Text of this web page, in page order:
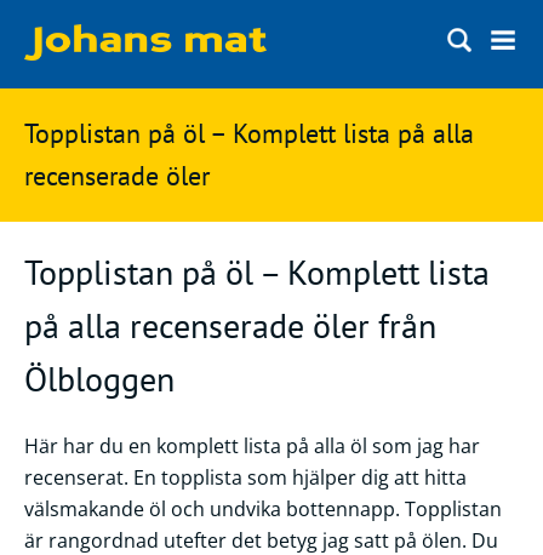
Matbloggen
Innertemperaturer
Ingredienser
Matsnack
Ölbloggen
Ölsnack
Topplistan
Ölstilar
Kontakt
Sök
på
Johans
mat
Sök
efter:
Topplistan på öl – Komplett lista på alla
recenserade öler
Topplistan på öl – Komplett lista
på alla recenserade öler från
Ölbloggen
Här har du en komplett lista på alla öl som jag har
recenserat. En topplista som hjälper dig att hitta
välsmakande öl och undvika bottennapp. Topplistan
är rangordnad utefter det betyg jag satt på ölen. Du